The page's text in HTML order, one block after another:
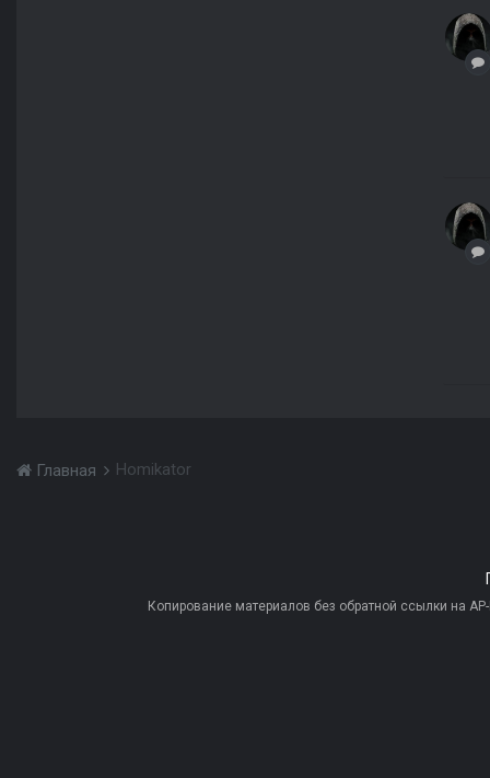
Главная Homikator
Копирование материалов без обратной ссылки на